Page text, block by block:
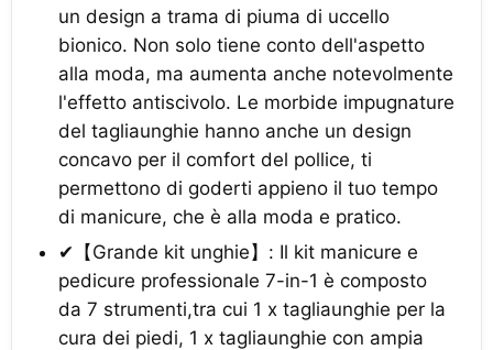
un design a trama di piuma di uccello
bionico. Non solo tiene conto dell'aspetto
alla moda, ma aumenta anche notevolmente
l'effetto antiscivolo. Le morbide impugnature
del tagliaunghie hanno anche un design
concavo per il comfort del pollice, ti
permettono di goderti appieno il tuo tempo
di manicure, che è alla moda e pratico.
✔【Grande kit unghie】: Il kit manicure e
pedicure professionale 7-in-1 è composto
da 7 strumenti,tra cui 1 x tagliaunghie per la
cura dei piedi, 1 x tagliaunghie con ampia